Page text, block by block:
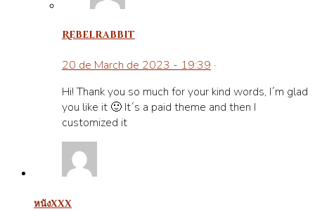
Rebelrabbit
20 de March de 2023 - 19:39 ·
Hi! Thank you so much for your kind words, I´m glad
you like it 🙂 It´s a paid theme and then I
customized it
หนังxxx